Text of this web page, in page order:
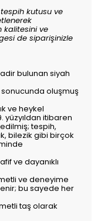
tespih kutusu ve
kalitesini ve
de siparişinizle
bulunan siyah
sonucunda oluşmuş
ve heykel
yüzyıldan itibaren
tespih,
bilezik gibi birçok
ve dayanıklı
ve deneyime
bu sayede her
taş olarak